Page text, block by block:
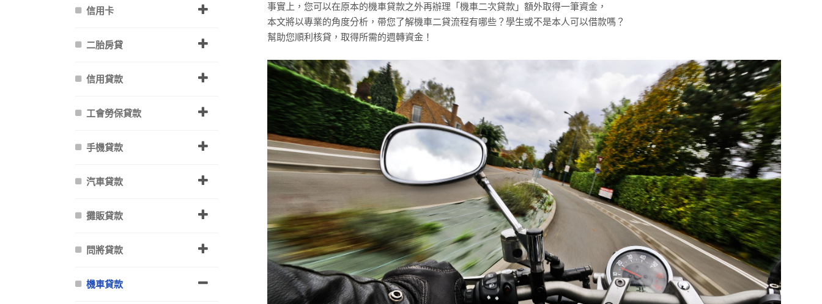
事實上，您可以在原本的機車貸款之外再辦理「機車二次貸款」額外取得一筆資金，
本文將以專業的角度分析，帶您了解機車二貸流程有哪些？學生或不是本人可以借款嗎？
幫助您順利核貸，取得所需的週轉資金！
信用卡
二胎房貸
信用貸款
工會勞保貸款
手機貸款
汽車貸款
攤販貸款
問將貸款
機車貸款